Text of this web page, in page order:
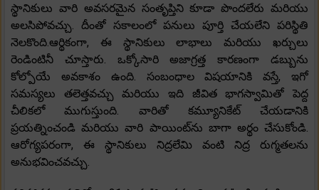
స్థానికులు వారి అవసరమైన సంతృప్తిని కూడా పొందలేరు మరియు
అలసిపోవచ్చు. దీంతో సకాలంలో పనులు పూర్తి చేయలేని పరిస్థితి
నెలకొంది.ఆర్థికంగా, ఈ స్థానికులు లాభాలు మరియు ఖర్చులు
రెండింటినీ చూస్తారు. ఒక్కోసారి అజాగ్రత్త కారణంగా డబ్బును
కోల్పోయే అవకాశం ఉంది. సంబంధాల విషయానికి వస్తే, ఇగో
సమస్యలు తలెత్తవచ్చు మరియు ఇది జీవిత భాగస్వామితో పెద్ద
చీలికలో ముగుస్తుంది. వారితో కమ్యూనికేట్ చేయడానికి
ప్రయత్నించండి మరియు వారి పాయింట్‌ను బాగా అర్థం చేసుకోండి.
ఆరోగ్యపరంగా, ఈ స్థానికులు నిద్రలేమి వంటి నిద్ర రుగ్మతలను
అనుభవించవచ్చు.